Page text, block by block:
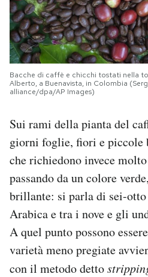
Bacche di caffè e chicchi tostati nella
Alberto, a Buenavista, in Colombia
alliance/dpa/AP Images)
Sui rami della pianta del
giorni foglie, fiori e piccole
che richiedono invece
passando da un colore
brillante: si parla di sei-
Arabica e tra i nove e gli
A quel punto possono
varietà meno pregiate
con il metodo detto